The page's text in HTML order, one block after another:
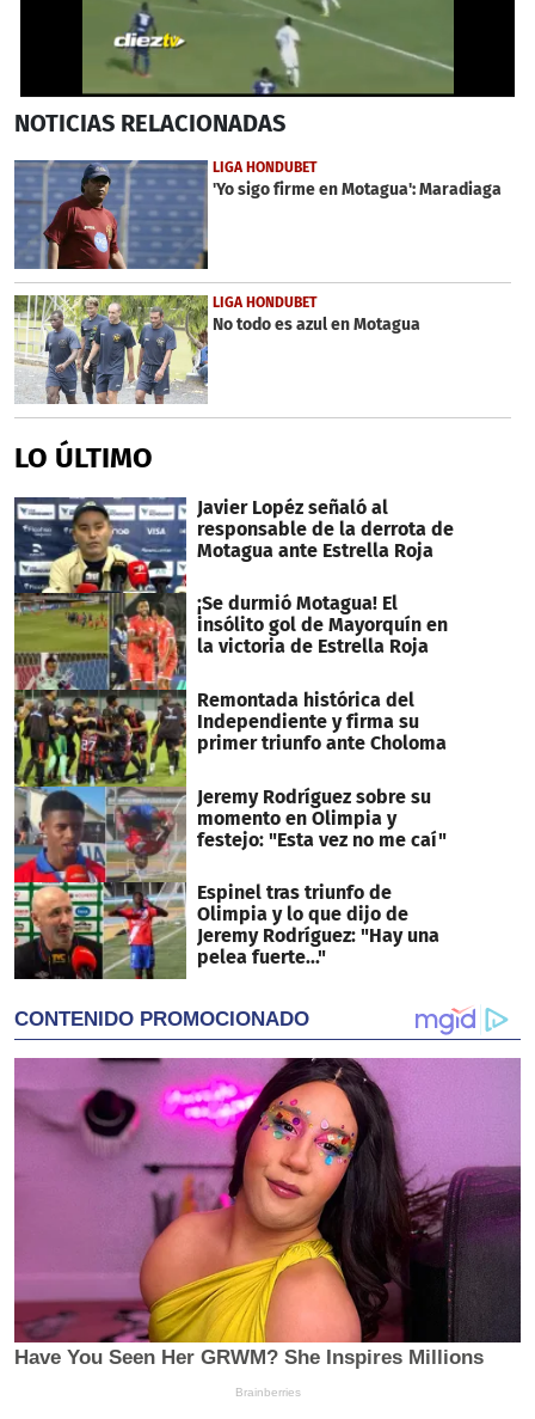
seconds
27
seconds
NOTICIAS RELACIONADAS
LIGA HONDUBET
'Yo sigo firme en Motagua': Maradiaga
LIGA HONDUBET
No todo es azul en Motagua
LO ÚLTIMO
Javier Lopéz señaló al
responsable de la derrota de
Motagua ante Estrella Roja
¡Se durmió Motagua! El
insólito gol de Mayorquín en
la victoria de Estrella Roja
Remontada histórica del
Independiente y firma su
primer triunfo ante Choloma
Jeremy Rodríguez sobre su
momento en Olimpia y
festejo: "Esta vez no me caí"
Espinel tras triunfo de
Olimpia y lo que dijo de
Jeremy Rodríguez: "Hay una
pelea fuerte..."